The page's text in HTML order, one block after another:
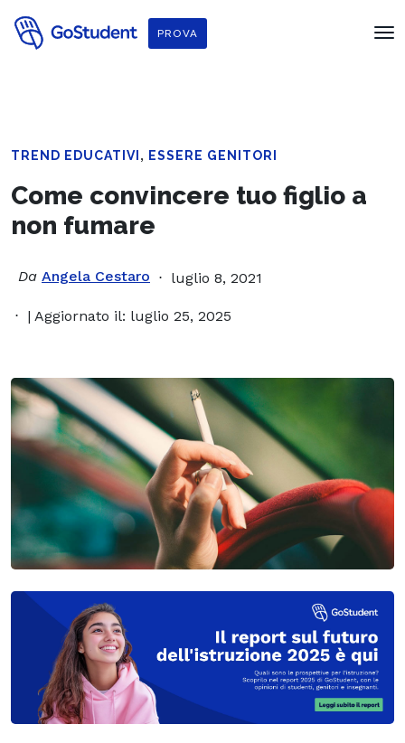
PROVA
TREND EDUCATIVI , ESSERE GENITORI
Come convincere tuo figlio a
non fumare
Da Angela Cestaro luglio 8, 2021
| Aggiornato il: luglio 25, 2025